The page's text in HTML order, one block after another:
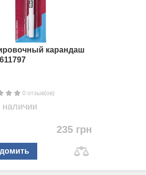
карандаш
0 отзыв(ов)
наличии
235 грн